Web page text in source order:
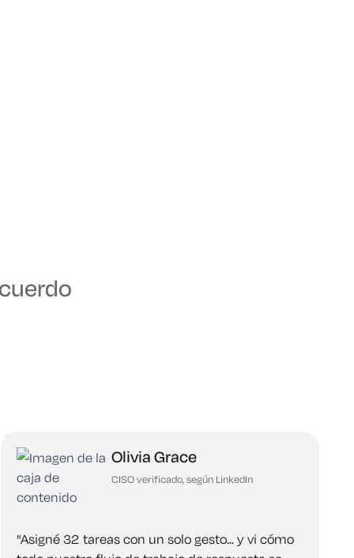
Olivia Grace
CISO verificado, según LinkedIn
"Asigné 32 tareas con un solo gesto... y vi cómo